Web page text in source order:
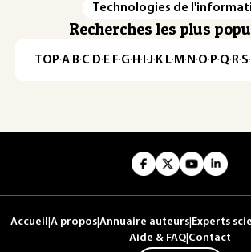
Technologies de
Recherches les plus
TOP·A·B·C· D· E· F·G· H · ·J· K· L· M · N ·O· P·Q· R·S·
Accueil A propos Annuaire auteurs Experts
Aide & FAQ| Contact